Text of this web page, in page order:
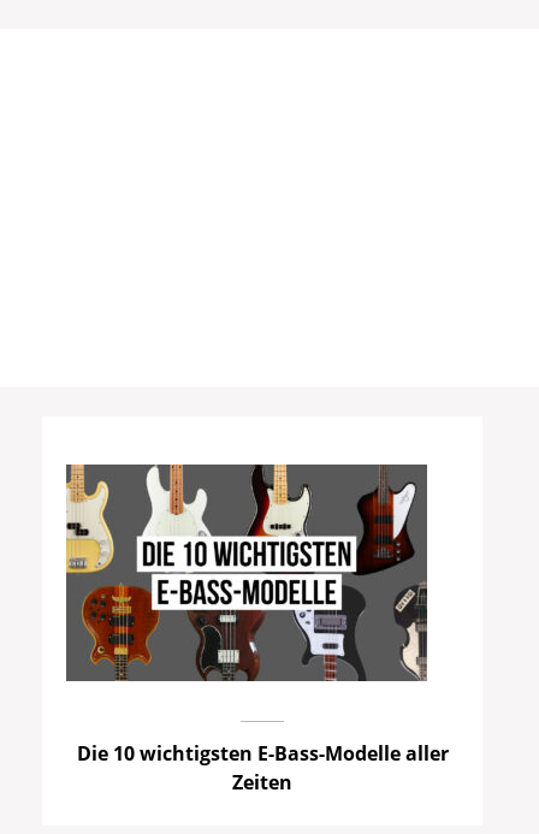
Die 10 wichtigsten E-Bass-Modelle aller
Zeiten